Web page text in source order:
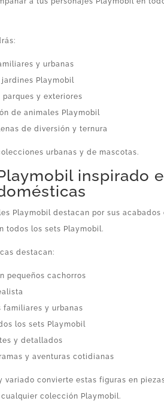
y urbanas
Playmobil
parques y exteriores
de animales Playmobil
de diversión y ternura
urbanas y de mascotas.
inspirado
Playmobil destacan por sus
todos los sets Playmobil.
destacan:
pequeños cachorros
familiares y urbanas
los sets Playmobil
y detallados
y aventuras cotidianas
variado convierte estas figuras en
colección Playmobil.